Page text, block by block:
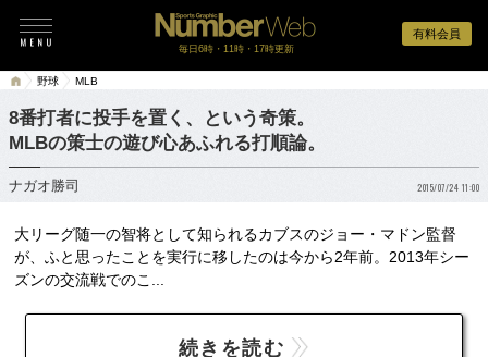
有料会員
毎日6時・11時・17時更新
野球 MLB
8番打者に投手を置く、という奇策。
MLBの策士の遊び心あふれる打順論。
ナガオ勝司 2015/07/24 11:00
大リーグ随一の智将として知られるカブスのジョー・マドン監督
が、ふと思ったことを実行に移したのは今から2年前。2013年シー
ズンの交流戦でのこ...
続きを読む